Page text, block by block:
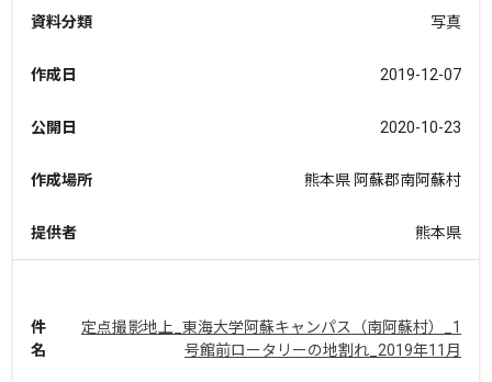
資料分類 写真
作成日 2019-12-07
公開日 2020-10-23
作成場所 熊本県 阿蘇郡南阿蘇村
提供者 熊本県
件
名
定点撮影地上_東海大学阿蘇キャンパス（南阿蘇村）_1
号館前ロータリーの地割れ_2019年11月